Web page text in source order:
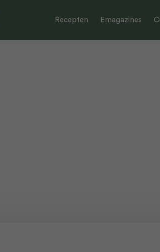
Recepten Emagazines